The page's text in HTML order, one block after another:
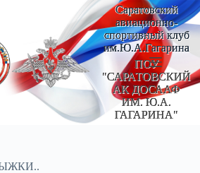
Саратовский
авиационно-
спортивный клуб
им.Ю.А.Гагарина
ПОУ
"САРАТОВСКИЙ
АК ДОСААФ
ИМ. Ю.А.
ГАГАРИНА"